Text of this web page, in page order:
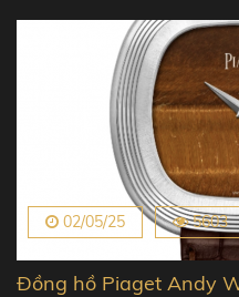
02/05/25 5603
Đồng hồ Piaget Andy